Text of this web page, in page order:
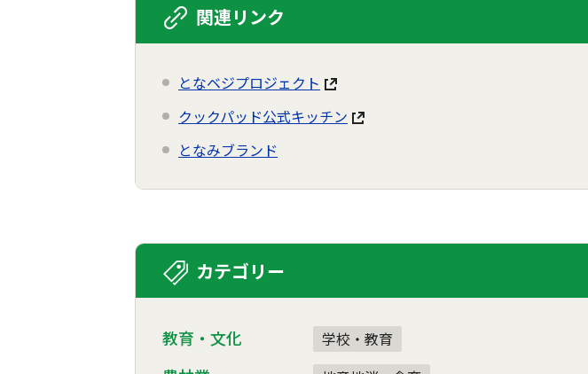
関連リンク
となベジプロジェクト
クックパッド公式キッチン
となみブランド
カテゴリー
教育・文化 学校・教育